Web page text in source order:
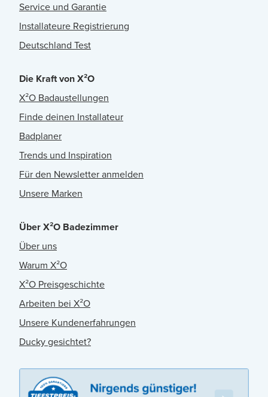
Service und Garantie
Installateure Registrierung
Deutschland Test
Die Kraft von X²O
X²O Badaustellungen
Finde deinen Installateur
Badplaner
Trends und Inspiration
Für den Newsletter anmelden
Unsere Marken
Über X²O Badezimmer
Über uns
Warum X²O
X²O Preisgeschichte
Arbeiten bei X²O
Unsere Kundenerfahrungen
Ducky gesichtet?